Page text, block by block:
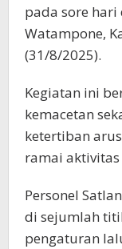
pada sore hari
Watampone,
(31/8/2025).
Kegiatan ini
kemacetan
ketertiban
ramai aktivitas
Personel
di sejumlah
pengaturan